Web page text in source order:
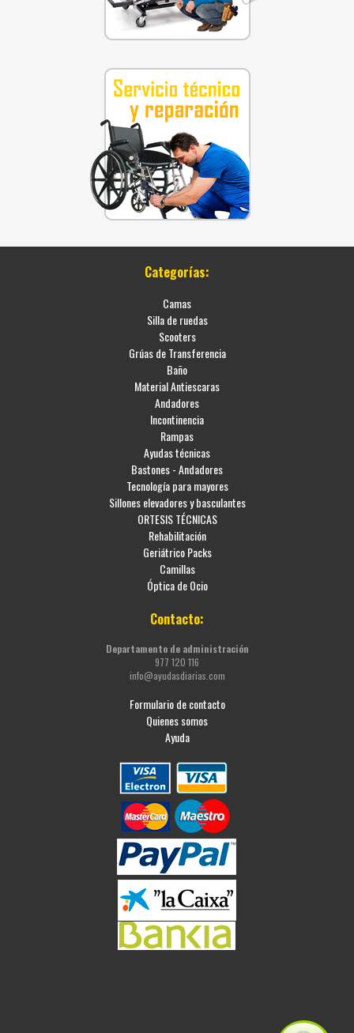
Categorías:
Camas
Silla de ruedas
Scooters
Grúas de Transferencia
Baño
Material Antiescaras
Andadores
Incontinencia
Rampas
Ayudas técnicas
Bastones - Andadores
Tecnología para mayores
Sillones elevadores y basculantes
ORTESIS TÉCNICAS
Rehabilitación
Geriátrico Packs
Camillas
Óptica de Ocio
Contacto:
Departamento de administración
977 120 116
info@ayudasdiarias.com
Formulario de contacto
Quienes somos
Ayuda